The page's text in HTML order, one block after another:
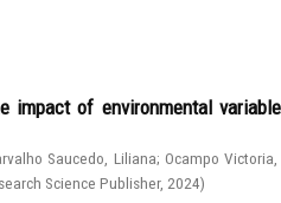
impact of environmental
Saucedo, Liliana; Ocampo
Science Publisher, 2024)